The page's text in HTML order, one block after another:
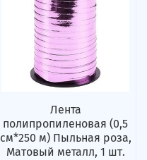
Лента
полипропиленовая (0,5
см*250 м) Пыльная роза,
Матовый металл, 1 шт.